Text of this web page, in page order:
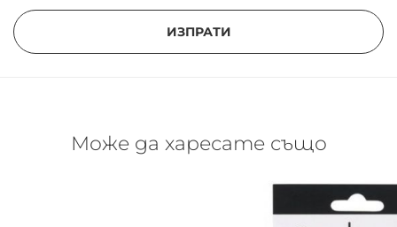
ИЗПРАТИ
Може да харесате също